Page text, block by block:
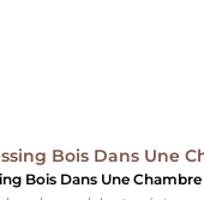
Bois Dans Une
Bois Dans Une